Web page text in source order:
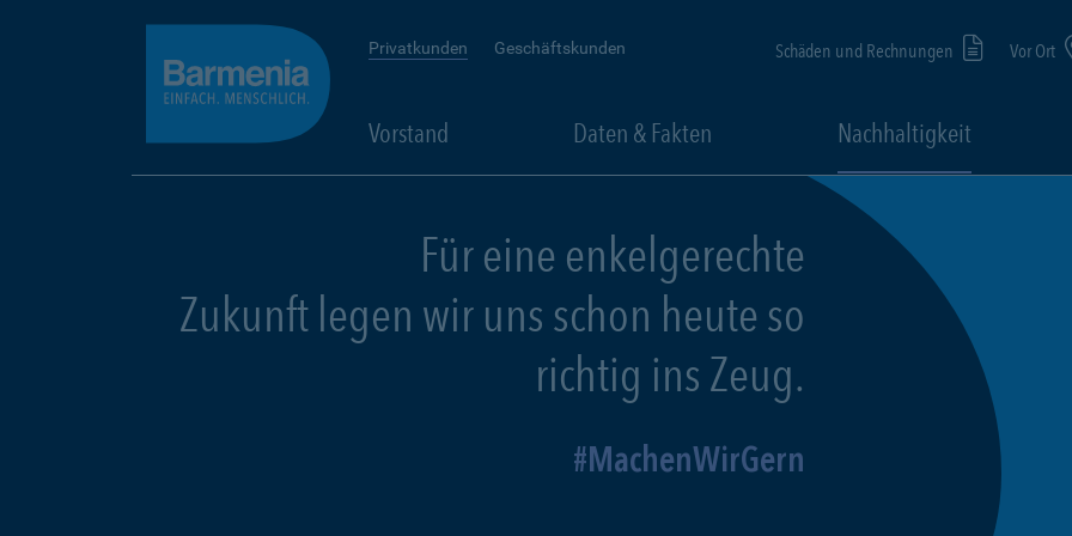
Privatkunden Geschäftskunden Schäden und Rechnungen Vor Ort
Vorstand Daten & Fakten Nachhaltigkeit
Für eine enkelgerechte
Zukunft legen wir uns schon heute so
richtig ins Zeug.
MachenWirGern